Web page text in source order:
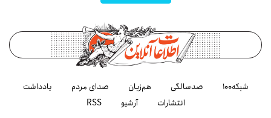
شبکه۱۰۰ صدسالگی هم‌زبان صدای مردم
یادداشت
انتشارات
آرشیو RSS